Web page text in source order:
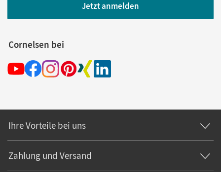
Jetzt anmelden
Cornelsen bei
Ihre Vorteile bei uns
Zahlung und Versand